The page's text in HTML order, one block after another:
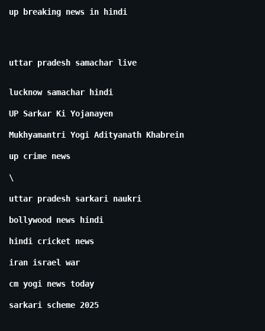
up breaking news in hindi
uttar pradesh samachar live
lucknow samachar hindi
UP Sarkar Ki Yojanayen
Mukhyamantri Yogi Adityanath Khabrein
up crime news
\
uttar pradesh sarkari naukri
bollywood news hindi
hindi cricket news
iran israel war
cm yogi news today
sarkari scheme 2025